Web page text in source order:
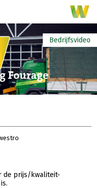
Fourage
Bedrijfsvideo
de prijs/kwaliteit-